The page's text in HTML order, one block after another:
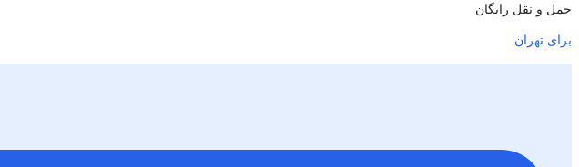
حمل و نقل رایگان
برای تهران